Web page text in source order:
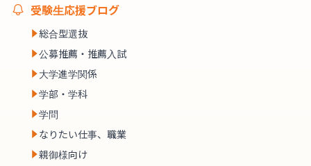
受験生応援ブログ
総合型選抜
公募推薦・推薦入試
大学進学関係
学部・学科
学問
なりたい仕事、職業
親御様向け